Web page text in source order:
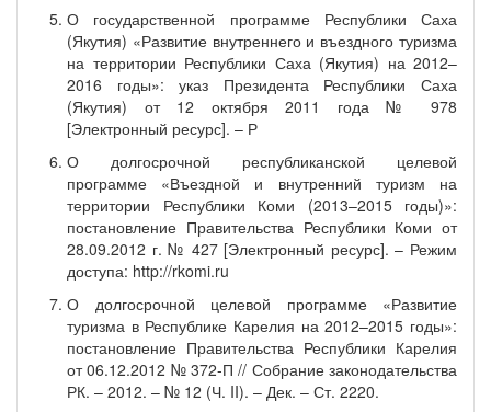
О государственной программе Республики Саха
(Якутия) «Развитие внутреннего и въездного туризма
на территории Республики Саха (Якутия) на 2012–
2016 годы»: указ Президента Республики Саха
(Якутия) от 12 октября 2011 года № 978
[Электронный ресурс]. – Р
О долгосрочной республиканской целевой
программе «Въездной и внутренний туризм на
территории Республики Коми (2013–2015 годы)»:
постановление Правительства Республики Коми от
28.09.2012 г. № 427 [Электронный ресурс]. – Режим
доступа: http://rkomi.ru
О долгосрочной целевой программе «Развитие
туризма в Республике Карелия на 2012–2015 годы»:
постановление Правительства Республики Карелия
от 06.12.2012 № 372-П // Собрание законодательства
РК. – 2012. – № 12 (Ч. II). – Дек. – Ст. 2220.